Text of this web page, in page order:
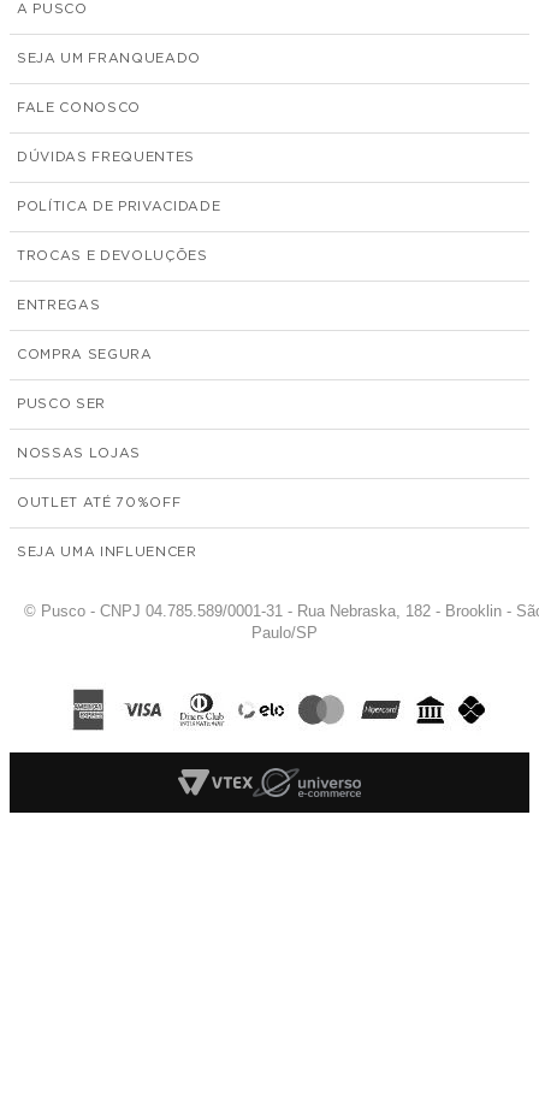
A PUSCO
SEJA UM FRANQUEADO
FALE CONOSCO
DÚVIDAS FREQUENTES
POLÍTICA DE PRIVACIDADE
TROCAS E DEVOLUÇÕES
ENTREGAS
COMPRA SEGURA
PUSCO SER
NOSSAS LOJAS
OUTLET ATÉ 70%
SEJA UMA INFLUENCER
© Pusco - CNPJ 04.785.589/0001-31 - Rua Nebraska, 182 - Brooklin -
Paulo/SP